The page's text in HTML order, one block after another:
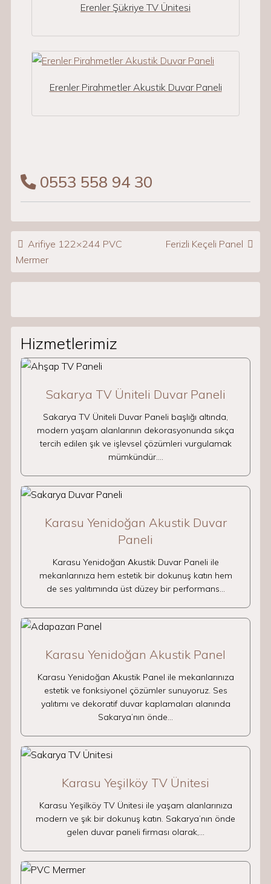
Erenler Şükriye TV Ünitesi
Erenler Pirahmetler Akustik Duvar Paneli
0553 558 94 30
Post navigation
Arifiye 122×244 PVC
Mermer
Ferizli Keçeli Panel
Hizmetlerimiz
Sakarya TV Üniteli Duvar Paneli
Sakarya TV Üniteli Duvar Paneli başlığı altında,
modern yaşam alanlarının dekorasyonunda sıkça
tercih edilen şık ve işlevsel çözümleri vurgulamak
mümkündür.…
Karasu Yenidoğan Akustik Duvar
Paneli
Karasu Yenidoğan Akustik Duvar Paneli ile
mekanlarınıza hem estetik bir dokunuş katın hem
de ses yalıtımında üst düzey bir performans…
Karasu Yenidoğan Akustik Panel
Karasu Yenidoğan Akustik Panel ile mekanlarınıza
estetik ve fonksiyonel çözümler sunuyoruz. Ses
yalıtımı ve dekoratif duvar kaplamaları alanında
Sakarya’nın önde…
Karasu Yeşilköy TV Ünitesi
Karasu Yeşilköy TV Ünitesi ile yaşam alanlarınıza
modern ve şık bir dokunuş katın. Sakarya’nın önde
gelen duvar paneli firması olarak,…